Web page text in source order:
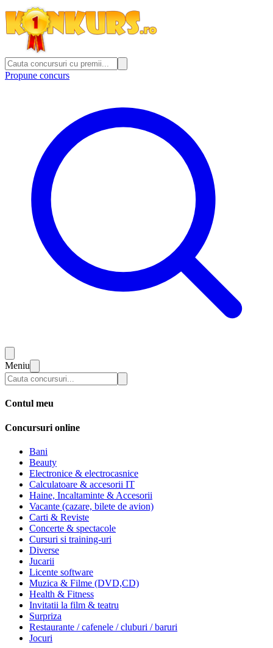
Propune concurs
Meniu
Contul meu
Concursuri online
Bani
Beauty
Electronice & electrocasnice
Calculatoare & accesorii IT
Haine, Incaltaminte & Accesorii
Vacante (cazare, bilete de avion)
Carti & Reviste
Concerte & spectacole
Cursuri si training-uri
Diverse
Jucarii
Licente software
Muzica & Filme (DVD,CD)
Health & Fitness
Invitatii la film & teatru
Surpriza
Restaurante / cafenele / cluburi / baruri
Jocuri